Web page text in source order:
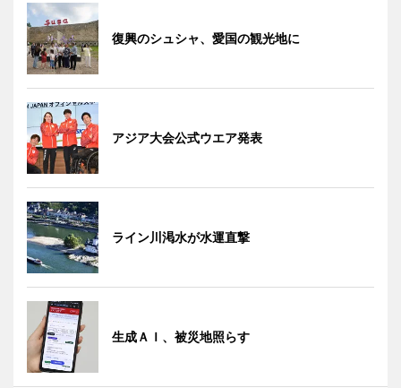
復興のシュシャ、愛国の観光地に
アジア大会公式ウエア発表
ライン川渇水が水運直撃
生成ＡＩ、被災地照らす